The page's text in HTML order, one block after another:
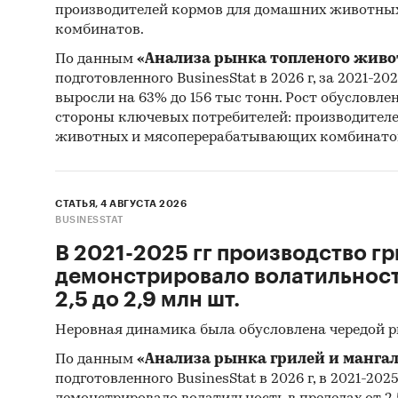
Рынок
роста.
жизни
млрд
(CAGR)
производителей кормов для домашних
комбинатов.
По данным «Анализа рынка топленого
подготовленного BusinesStat в 2026 г, за 2021-
выросли на 63% до 156 тыс тонн. Рост
стороны ключевых потребителей:
животных и мясоперерабатывающих
СТАТЬЯ, 4 АВГУСТА 2026
BUSINESSTAT
В 2021-2025 гг производство
демонстрировало
2,5 до 2,9 млн шт.
Неровная динамика была обусловлена чередой
По данным «Анализа рынка грилей и
подготовленного BusinesStat в 2026 г, в 2021-